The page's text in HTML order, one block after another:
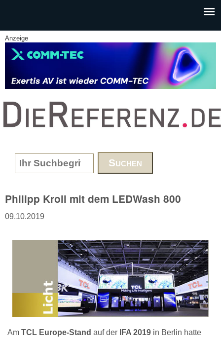
Anzeige
www.DieReferenz.de
Search form
Philipp Kroll mit dem LEDWash 800
09.10.2019
Am TCL Europe-Stand auf der IFA 2019 in Berlin hatte